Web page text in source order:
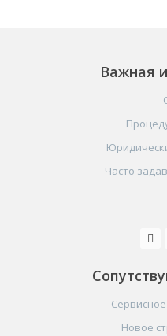
Важная
Часто
Новое